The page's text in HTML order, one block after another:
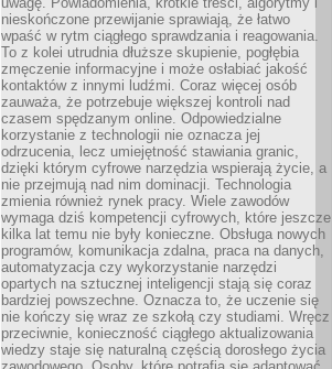
nieskończone przewijanie sprawiają, że łatwo
wpaść w rytm ciągłego sprawdzania i reagowania.
To z kolei utrudnia dłuższe skupienie, pogłębia
zmęczenie informacyjne i może osłabiać jakość
kontaktów z innymi ludźmi. Coraz więcej osób
zauważa, że potrzebuje większej kontroli nad
czasem spędzanym online. Odpowiedzialne
korzystanie z technologii nie oznacza jej
odrzucenia, lecz umiejętność stawiania granic,
dzięki którym cyfrowe narzędzia wspierają życie, a
nie przejmują nad nim dominacji. Technologia
zmienia również rynek pracy. Wiele zawodów
wymaga dziś kompetencji cyfrowych, które jeszcze
kilka lat temu nie były konieczne. Obsługa nowych
programów, komunikacja zdalna, praca na danych,
automatyzacja czy wykorzystanie narzędzi
opartych na sztucznej inteligencji stają się coraz
bardziej powszechne. Oznacza to, że uczenie się
nie kończy się wraz ze szkołą czy studiami. Wręcz
przeciwnie, konieczność ciągłego aktualizowania
wiedzy staje się naturalną częścią dorosłego życia